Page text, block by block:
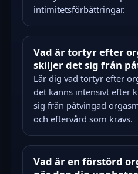
intimitetsförbättringar.
Vad är tortyr efter
skiljer det sig från
Lär dig vad tortyr efter
det känns intensivt efter
sig från påtvingad
och eftervård som krävs.
Vad är en förstörd